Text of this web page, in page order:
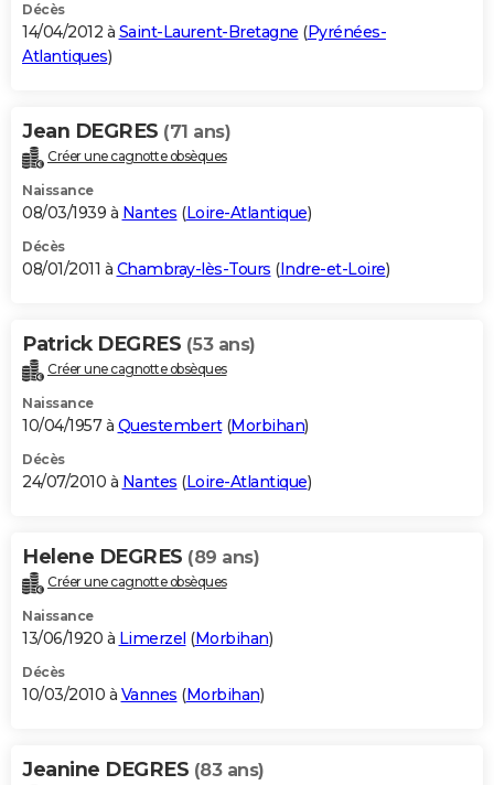
Décès
14/04/2012 à Saint-Laurent-Bretagne (Pyrénées-
Atlantiques)
Jean DEGRES (71 ans)
Créer une cagnotte obsèques
Naissance
08/03/1939 à Nantes (Loire-Atlantique)
Décès
08/01/2011 à Chambray-lès-Tours (Indre-et-Loire)
Patrick DEGRES (53 ans)
Créer une cagnotte obsèques
Naissance
10/04/1957 à Questembert(Morbihan)
Décès
24/07/2010 à Nantes (Loire-Atlantique)
Helene DEGRES (89 ans)
Créer une cagnotte obsèques
Naissance
13/06/1920 à Limerzel (Morbihan)
Décès
10/03/2010 à Vannes (Morbihan)
Jeanine DEGRES (83 ans)